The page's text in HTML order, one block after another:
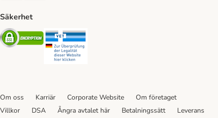
Säkerhet
Security
Om oss Karriär Corporate Website
Om företaget
Villkor
DSA Ångra avtalet här Betalningssätt
Leverans